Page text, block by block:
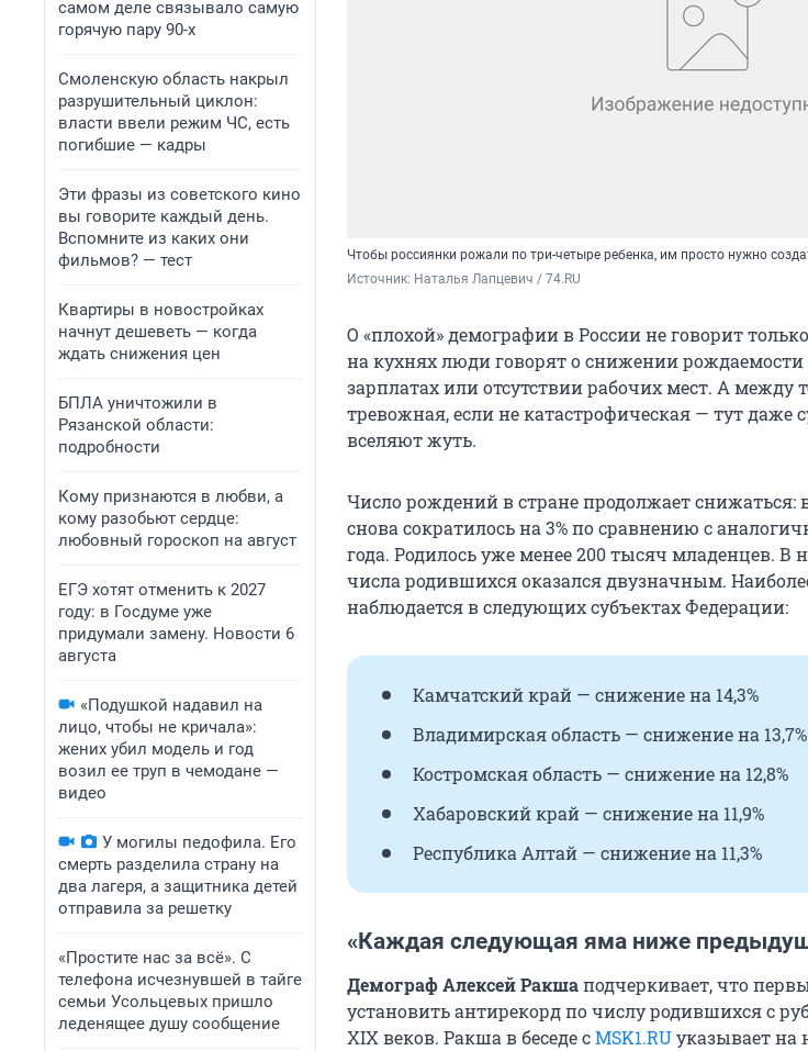
самом деле связывало самую
горячую пару 90-х
Смоленскую область накрыл
разрушительный циклон:
власти ввели режим ЧС, есть
погибшие — кадры
Эти фразы из советского кино
вы говорите каждый день.
Вспомните из каких они
фильмов? — тест
Квартиры в новостройках
начнут дешеветь — когда
ждать снижения цен
БПЛА уничтожили в
Рязанской области:
подробности
Кому признаются в любви, а
кому разобьют сердце:
любовный гороскоп на август
ЕГЭ хотят отменить к 2027
году: в Госдуме уже
придумали замену. Новости 6
августа
«Подушкой надавил на
лицо, чтобы не кричала»:
жених убил модель и год
возил ее труп в чемодане —
видео
У могилы педофила. Его
смерть разделила страну на
два лагеря, а защитника детей
отправила за решетку
«Простите нас за всё». С
телефона исчезнувшей в тайге
семьи Усольцевых пришло
леденящее душу сообщение
Чтобы россиянки рожали по три-четыре ребенка, им просто нужно
Источник: Наталья Лапцевич / 74.RU
О «плохой» демографии в России не говорит
на кухнях люди говорят о снижении
зарплатах или отсутствии рабочих мест. А между
тревожная, если не катастрофическая — тут даже
вселяют жуть.
Число рождений в стране продолжает снижаться:
снова сократилосьна 3%по сравнению с
года. Родилось уже менее 200 тысяч младенцев. В
числа родившихся оказался двузначным.
наблюдается в следующих субъектах Федерации:
Камчатский край — снижение на 14,3%
Владимирская область — снижение на 13,7%
Костромская область — снижение на 12,8%
Хабаровский край — снижение на 11,9%
Республика Алтай — снижение на 11,3%
«Каждая следующая яма ниже
Демограф Алексей Ракшаподчеркивает, что
установить антирекорд по числу родившихсяс
XIX веков. Ракша в беседе сMSK1.RUуказывает на